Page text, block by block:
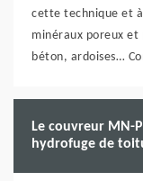
cette technique et
minéraux poreux
béton, ardoises…
Le couvreur MN-
hydrofuge de